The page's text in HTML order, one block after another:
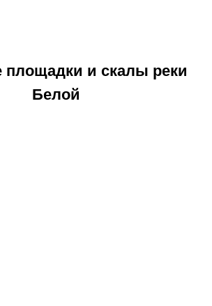
и скалы реки
Белой